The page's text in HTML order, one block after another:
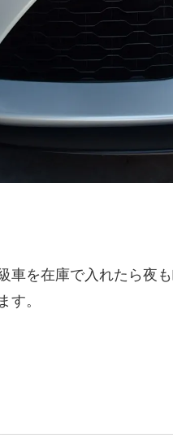
車を在庫で入れたら夜
す。